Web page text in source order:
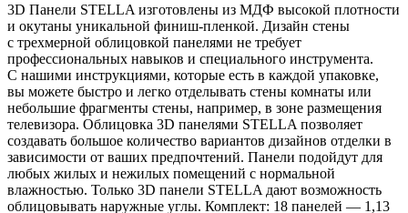
3D Панели STELLA изготовлены из МДФ высокой плотности
и окутаны уникальной финиш-пленкой. Дизайн стены
с трехмерной облицовкой панелями не требует
профессиональных навыков и специального инструмента.
С нашими инструкциями, которые есть в каждой упаковке,
вы можете быстро и легко отделывать стены комнаты или
небольшие фрагменты стены, например, в зоне размещения
телевизора. Облицовка 3D панелями STELLA позволяет
создавать большое количество вариантов дизайнов отделки в
зависимости от ваших предпочтений. Панели подойдут для
любых жилых и нежилых помещений с нормальной
влажностью. Только 3D панели STELLA дают возможность
облицовывать наружные углы. Комплект: 18 панелей — 1,13